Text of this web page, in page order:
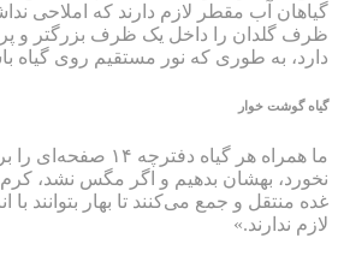
گیاهان آب مقطر لازم دارند که املاحی
ظرف گلدان را داخل یک ظرف بزرگتر و پر
دارد، به طوری که نور مستقیم روی گیاه
گیاه گوشت خوار
ما همراه هر
نخورد، بهشان بدهیم و اگر مگس نشد، کرم
غده منتقل و جمع می‌کنند تا بهار
لازم ندارند.»